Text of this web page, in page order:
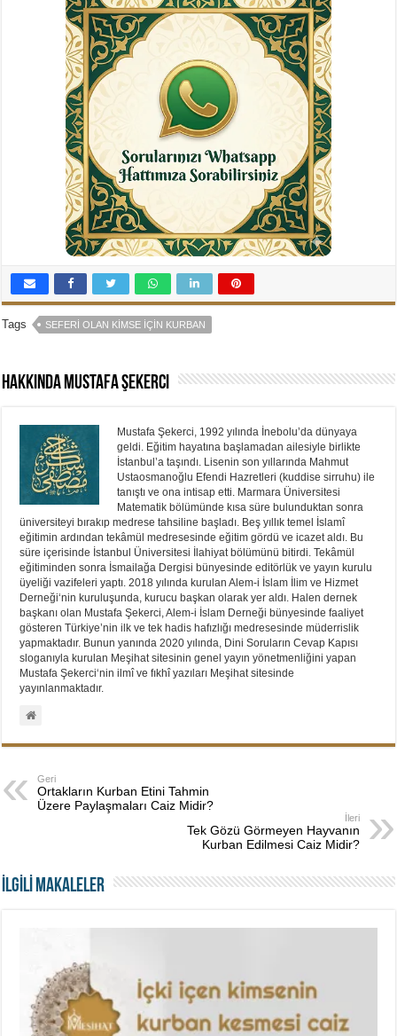
Tags SEFERI OLAN KIMSE İÇIN KURBAN
Hakkında Mustafa Şekerci
Mustafa Şekerci, 1992 yılında İnebolu’da dünyaya
geldi. Eğitim hayatına başlamadan ailesiyle birlikte
İstanbul’a taşındı. Lisenin son yıllarında Mahmut
Ustaosmanoğlu Efendi Hazretleri (kuddise sirruhu) ile
tanıştı ve ona intisap etti. Marmara Üniversitesi
Matematik bölümünde kısa süre bulunduktan sonra
üniversiteyi bırakıp medrese tahsiline başladı. Beş yıllık temel İslamî
eğitimin ardından tekâmül medresesinde eğitim gördü ve icazet aldı. Bu
süre içerisinde İstanbul Üniversitesi İlahiyat bölümünü bitirdi. Tekâmül
eğitiminden sonra İsmailağa Dergisi bünyesinde editörlük ve yayın kurulu
üyeliği vazifeleri yaptı. 2018 yılında kurulan Alem-i İslam İlim ve Hizmet
Derneği‘nin kuruluşunda, kurucu başkan olarak yer aldı. Halen dernek
başkanı olan Mustafa Şekerci, Alem-i İslam Derneği bünyesinde faaliyet
gösteren Türkiye’nin ilk ve tek hadis hafızlığı medresesinde müderrislik
yapmaktadır. Bunun yanında 2020 yılında, Dini Soruların Cevap Kapısı
sloganıyla kurulan Meşihat sitesinin genel yayın yönetmenliğini yapan
Mustafa Şekerci‘nin ilmî ve fıkhî yazıları Meşihat sitesinde
yayınlanmaktadır.
Geri
Ortakların Kurban Etini Tahmin
Üzere Paylaşmaları Caiz Midir?
İleri
Tek Gözü Görmeyen Hayvanın
Kurban Edilmesi Caiz Midir?
İLGİLİ MAKALELER